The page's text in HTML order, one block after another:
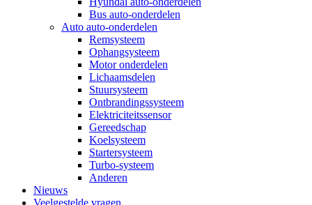
Bus auto-onderdelen
Auto auto-onderdelen
Remsysteem
Ophangsysteem
Motor onderdelen
Lichaamsdelen
Stuursysteem
Ontbrandingssysteem
Elektriciteitssensor
Gereedschap
Koelsysteem
Startersysteem
Turbo-systeem
Anderen
Nieuws
Veelgestelde vragen